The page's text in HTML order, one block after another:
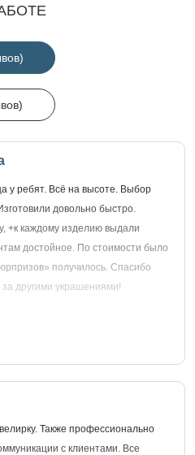
у ребят. Всё на высоте. Выбор
довольно быстро.
+к каждому изделию выдали
достойное. По стоимости было
получилось. Спасибо
другими украшениями!
Также профессионально
с клиентами. Все